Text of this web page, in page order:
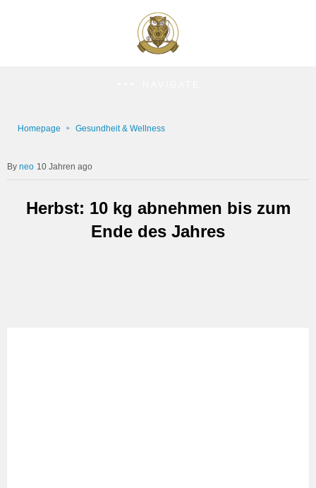
Homepage Gesundheit & Wellness
neo 10 Jahren ago
Herbst: 10 kg abnehmen bis zum
Ende des Jahres